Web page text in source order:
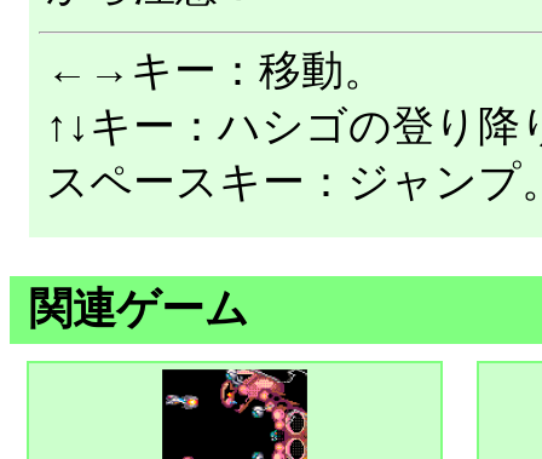
←→キー：移動。
↑↓キー：ハシゴの登り降
スペースキー：ジャンプ
関連ゲーム